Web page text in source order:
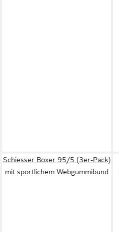
Schiesser Boxer 95/5 (3er-Pack)
mit sportlichem Webgummibund